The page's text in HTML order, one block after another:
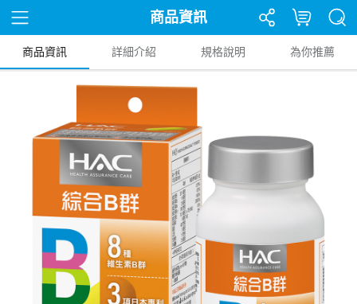
商品資訊
商品資訊 詳細介紹 規格說明 為你推薦